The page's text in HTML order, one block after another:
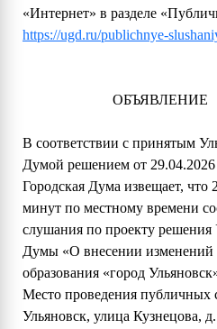
«Интернет» в разделе
https://ugd.ru/publichnye-
ОБЪЯВЛЕНИЕ
В соответствии с принятым
Думой решением от
Городская Дума извещает, что
минут по местному времени
слушания по проекту решения
Думы «О внесении изменений
образования «город
Место проведения публичных
Ульяновск, улица Кузнецова,